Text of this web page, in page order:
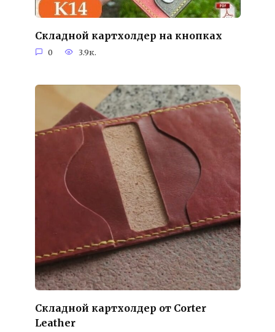
Складной картхолдер на кнопках
0 3.9к.
Складной картхолдер от Corter
Leather